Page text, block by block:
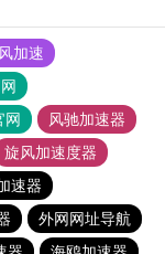
加速
网
风驰加速器
旋风加速度器
速器
外网网址导航